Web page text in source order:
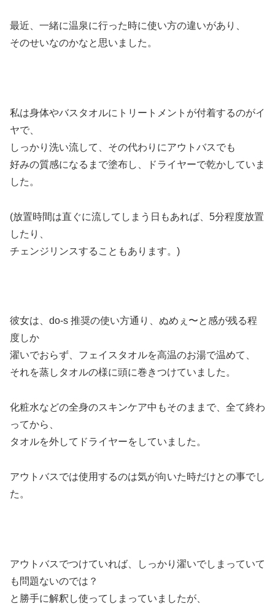
最近、一緒に温泉に行った時に使い方の違いがあり、
そのせいなのかなと思いました。
私は身体やバスタオルにトリートメントが付着するのがイ
ヤで、
しっかり洗い流して、その代わりにアウトバスでも
好みの質感になるまで塗布し、ドライヤーで乾かしていま
した。
(放置時間は直ぐに流してしまう日もあれば、5分程度放置
したり、
チェンジリンスすることもあります。)
彼女は、do-s 推奨の使い方通り、ぬめぇ〜と感が残る程
度しか
濯いでおらず、フェイスタオルを高温のお湯で温めて、
それを蒸しタオルの様に頭に巻きつけていました。
化粧水などの全身のスキンケア中もそのままで、全て終わ
ってから、
タオルを外してドライヤーをしていました。
アウトバスでは使用するのは気が向いた時だけとの事でし
た。
アウトバスでつけていれば、しっかり濯いでしまっていて
も問題ないのでは？
と勝手に解釈し使ってしまっていましたが、